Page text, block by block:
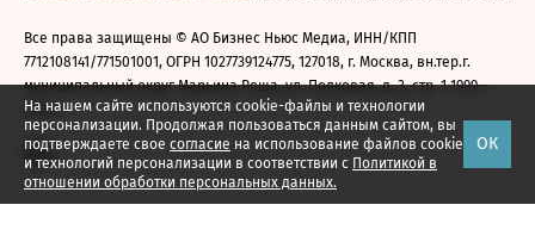
На нашем сайте используются cookie-файлы и технологии
персонализации. Продолжая пользоваться данным сайтом, вы
подтверждаете свое согласие на использование файлов cookie
и технологий персонализации в соответствии с Политикой в
отношении обработки персональных данных.
ОК
Все права защищены © АО Бизнес Ньюс Медиа, ИНН/КПП
7712108141/771501001, ОГРН 1027739124775, 127018, г. Москва, вн.тер.г.
муниципальный округ Марьина Роща, ул. Полковая, д. 3, стр. 1 1999—
2026